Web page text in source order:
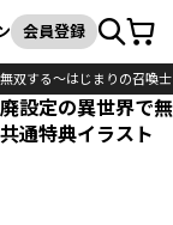
検索
会員登録カート
双する～はじまりの召喚士
設定の異世界で無
通特典イラスト